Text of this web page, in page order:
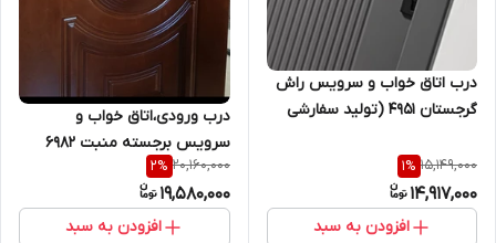
درب اتاق خواب و سرویس راش
گرجستان ۴۹۵۱ (تولید سفارشی
شد)
15,149,000
1%
14,917,000
افزودن به سبد
درب ورودی،اتاق خواب و
سرویس برجسته منبت ۶۹۸۲
20,160,000
2%
19,580,000
افزودن به سبد